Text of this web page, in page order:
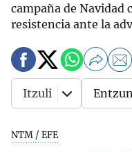
campaña de Navidad
resistencia ante la
NTM / EFE
Itzuli